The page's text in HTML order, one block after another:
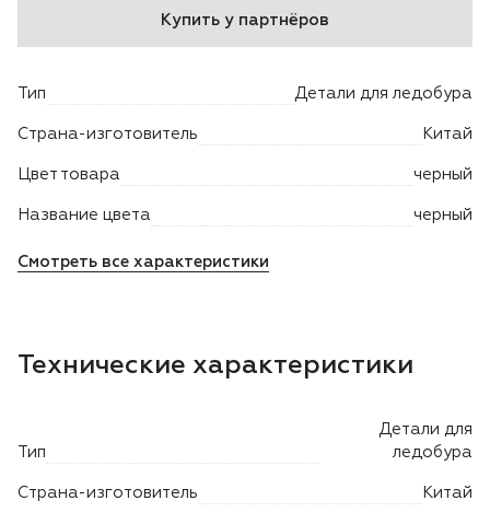
Двигатели
Аксессуары
Снегоотбрасыватели
Садовые ножницы
Станки заточные
Лодочные моторы Toyama
Купить у партнёров
Тип Детали для ледобура
Страна-изготовитель Китай
Цвет товара черный
Название цвета черный
Смотреть все характеристики
Технические характеристики
Тип
Детали для
ледобура
Страна-изготовитель Китай